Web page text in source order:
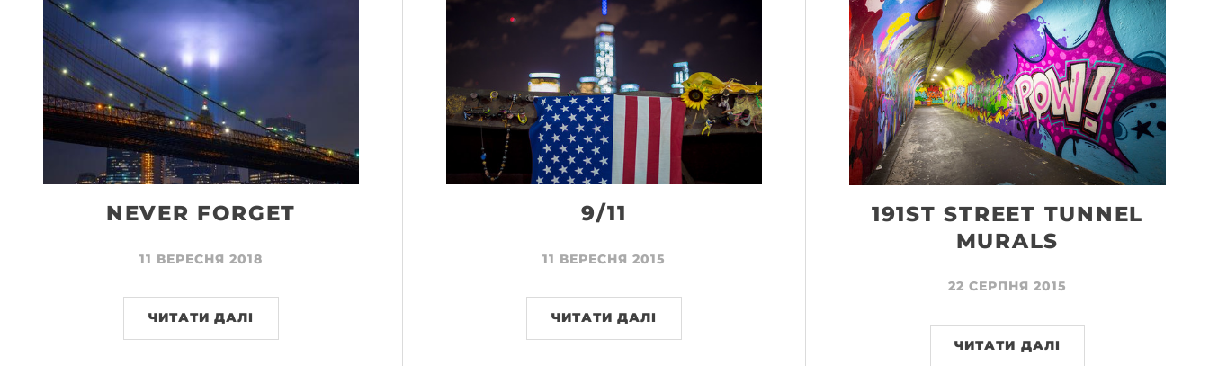
NEVER FORGET
11 ВЕРЕСНЯ 2018
ЧИТАТИ ДАЛІ
9/11
11 ВЕРЕСНЯ 2015
ЧИТАТИ ДАЛІ
191ST STREET TUNNEL
MURALS
22 СЕРПНЯ 2015
ЧИТАТИ ДАЛІ